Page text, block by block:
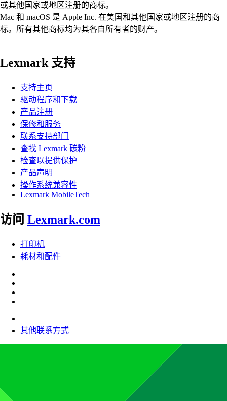
或其他国家或地区注册的商标。
Mac 和 macOS 是 Apple Inc. 在美国和其他国家或地区注册的商
标。所有其他商标均为其各自所有者的财产。
Lexmark 支持
支持主页
驱动程序和下载
产品注册
保修和服务
联系支持部门
查找 Lexmark 碳粉
检查以提供保护
产品声明
操作系统兼容性
Lexmark MobileTech
访问 Lexmark.com
打印机
耗材和配件
其他联系方式